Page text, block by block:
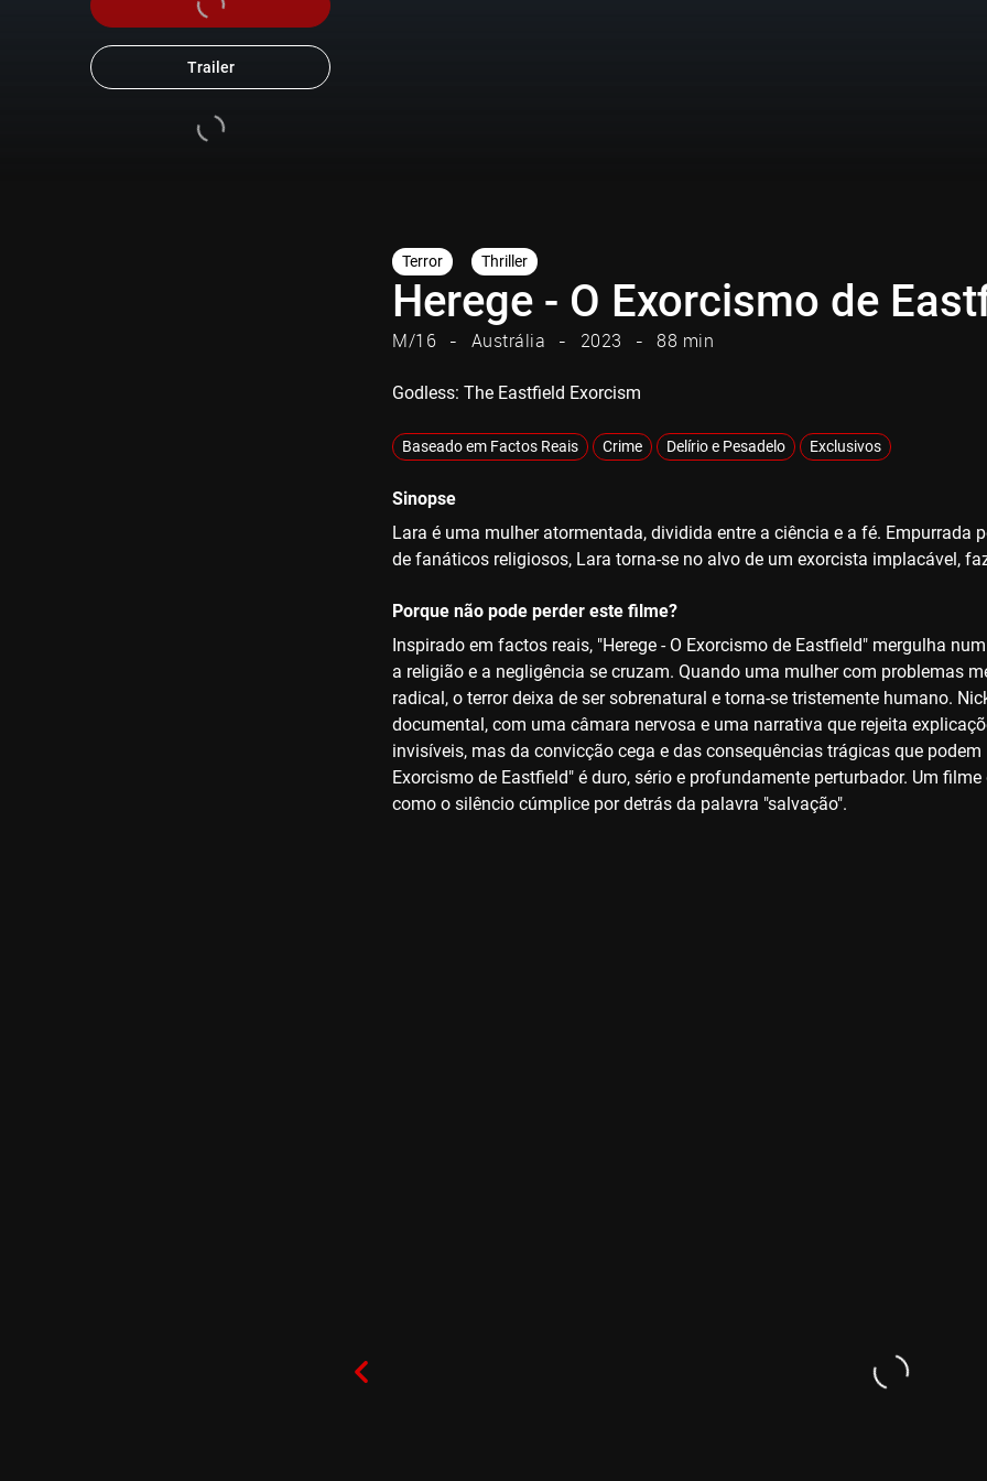
Trailer
Terror Thriller
Herege - O Exorcismo de
M/16 Austrália 2023 88 min
Godless: The Eastfield Exorcism
Baseado em Factos Reais Crime Delírio e Pesadelo Exclusivos
Sinopse
Lara é uma mulher atormentada, dividida entre a ciência e a fé.
de fanáticos religiosos, Lara torna-se no alvo de um exorcista implacável,
Porque não pode perder este filme?
Inspirado em factos reais, "Herege - O Exorcismo de Eastfield" mergulha
a religião e a negligência se cruzam. Quando uma mulher com problemas
radical, o terror deixa de ser sobrenatural e torna-se tristemente humano.
documental, com uma câmara nervosa e uma narrativa que rejeita
invisíveis, mas da convicção cega e das consequências trágicas que
Exorcismo de Eastfield" é duro, sério e profundamente perturbador. Um
como o silêncio cúmplice por detrás da palavra "salvação".